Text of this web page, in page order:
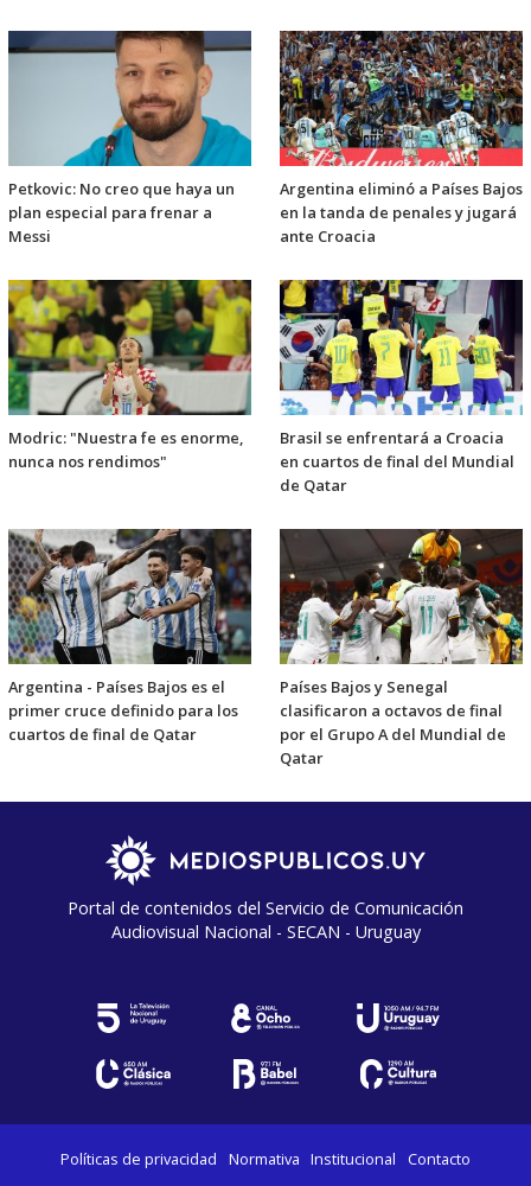
Petkovic: No creo que haya un
plan especial para frenar a
Messi
Argentina eliminó a Países Bajos
en la tanda de penales y jugará
ante Croacia
Modric: "Nuestra fe es enorme,
nunca nos rendimos"
Brasil se enfrentará a Croacia
en cuartos de final del Mundial
de Qatar
Argentina - Países Bajos es el
primer cruce definido para los
cuartos de final de Qatar
Países Bajos y Senegal
clasificaron a octavos de final
por el Grupo A del Mundial de
Qatar
Portal de contenidos del Servicio de Comunicación
Audiovisual Nacional - SECAN - Uruguay
Políticas de privacidad Normativa Institucional Contacto